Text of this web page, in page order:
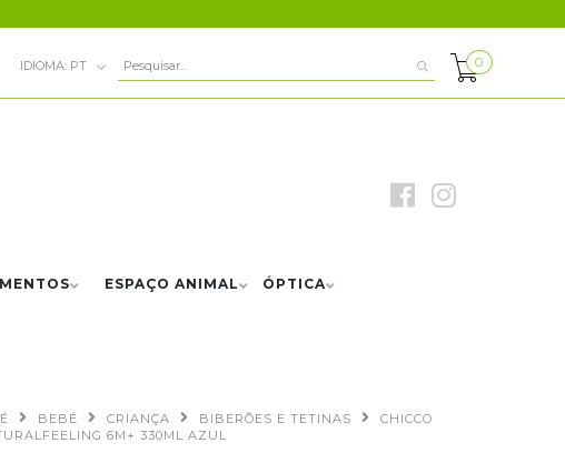
IDIOMA: PT 0
ESPAÇO ANIMAL ÓPTICA
BEBÉ CRIANÇA BIBERÕES E TETINAS
CHICCO
6M+ 330ML AZUL